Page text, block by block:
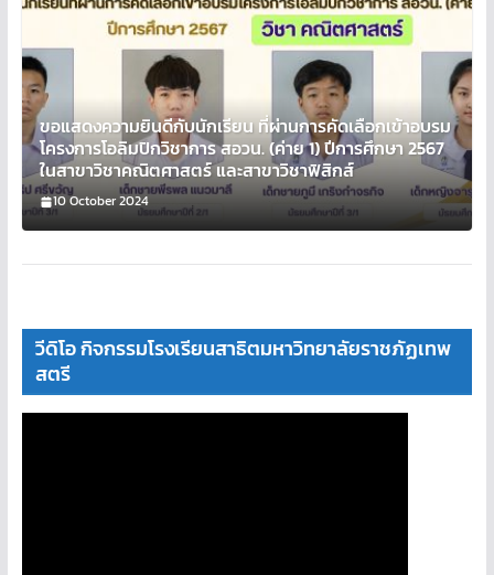
ขอแสดงความยินดีกับนักเรียน ที่ผ่านการคัดเลือกเข้าอบรม
โครงการโอลิมปิกวิชาการ สอวน. (ค่าย 1) ปีการศึกษา 2567
ในสาขาวิชาคณิตศาสตร์ และสาขาวิชาฟิสิกส์
10 October 2024
วีดิโอ กิจกรรมโรงเรียนสาธิตมหาวิทยาลัยราชภัฏเทพ
สตรี